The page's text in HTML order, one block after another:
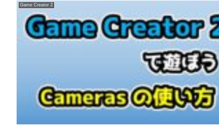
Game Creator 2